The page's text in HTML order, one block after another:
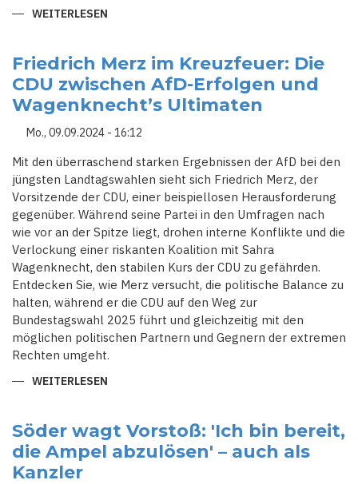
WEITERLESEN
SORGT
FÜR
AUFRUHR:
GRÜNE
STELLEN
SICH
QUER
–
AUF
DER
KIPPE
Friedrich Merz im Kreuzfeuer: Die
CDU zwischen AfD-Erfolgen und
Wagenknecht’s Ultimaten
Mo., 09.09.2024 - 16:12
Mit den überraschend starken Ergebnissen der AfD bei den
jüngsten Landtagswahlen sieht sich Friedrich Merz, der
Vorsitzende der CDU, einer beispiellosen Herausforderung
gegenüber. Während seine Partei in den Umfragen nach
wie vor an der Spitze liegt, drohen interne Konflikte und die
Verlockung einer riskanten Koalition mit Sahra
Wagenknecht, den stabilen Kurs der CDU zu gefährden.
Entdecken Sie, wie Merz versucht, die politische Balance zu
halten, während er die CDU auf den Weg zur
Bundestagswahl 2025 führt und gleichzeitig mit den
möglichen politischen Partnern und Gegnern der extremen
Rechten umgeht.
WEITERLESEN
KREUZFEUER:
DIE
CDU
ZWISCHEN
Söder wagt Vorstoß: 'Ich bin bereit,
die Ampel abzulösen' – auch als
Kanzler